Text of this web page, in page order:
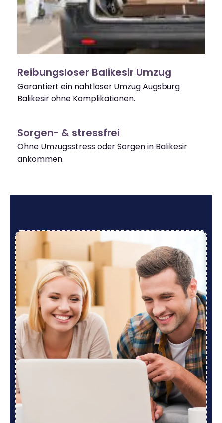
Reibungsloser Balikesir Umzug
Garantiert ein nahtloser Umzug Augsburg
Balikesir ohne Komplikationen.
Sorgen- & stressfrei
Ohne Umzugsstress oder Sorgen in Balikesir
ankommen.